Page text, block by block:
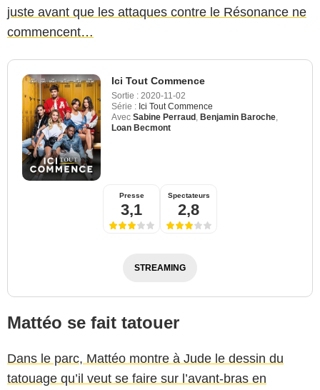
juste avant que les attaques contre le Résonance ne
commencent…
Ici Tout Commence
Sortie : 2020-11-02
Série : Ici Tout Commence
Avec Sabine Perraud Benjamin Baroche
Loan Becmont
Presse
3,1
Spectateurs
2,8
STREAMING
Mattéo se fait tatouer
Dans le parc, Mattéo montre à Jude le dessin du
tatouage qu’il veut se faire sur l’avant-bras en